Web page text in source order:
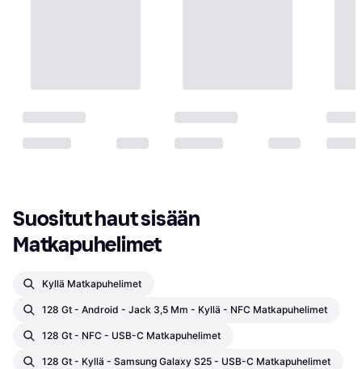
Suositut haut sisään
Matkapuhelimet
Kyllä Matkapuhelimet
128 Gt - Android - Jack 3,5 Mm - Kyllä - NFC Matkapuhelimet
128 Gt - NFC - USB-C Matkapuhelimet
128 Gt - Kyllä - Samsung Galaxy S25 - USB-C Matkapuhelimet